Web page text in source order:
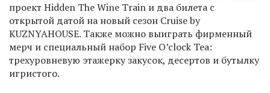
проект Hidden The Wine Train и два билета с
открытой датой на новый сезон Cruise by
KUZNYAHOUSE. Также можно выиграть фирменный
мерч и специальный набор Five O’clock Tea:
трехуровневую этажерку закусок, десертов и бутылку
игристого.